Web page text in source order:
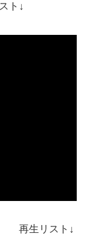
ト↓
生リスト↓